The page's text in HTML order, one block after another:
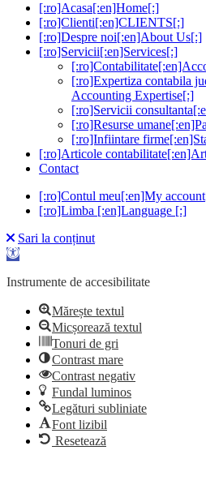
[:ro]Acasa[:en]Home[:]
[:ro]Clienti[:en]CLIENTS[:]
[:ro]Despre noi[:en]About Us[:]
[:ro]Servicii[:en]Services[:]
[:ro]Expertiza contabila
Accounting Expertise[:]
[:ro]Servicii
[:ro]Resurse
[:ro]Infiintare
[:ro]Articole
Contact
[:ro]Contul meu[:en]My
[:ro]Limba [:en]Language [:]
Sari la conținut
Deschide bara de unelte
Instrumente de accesibilitate
Mărește textul
Micșorează textul
Tonuri de gri
Contrast mare
Contrast negativ
Fundal luminos
Legături subliniate
Font lizibil
Resetează